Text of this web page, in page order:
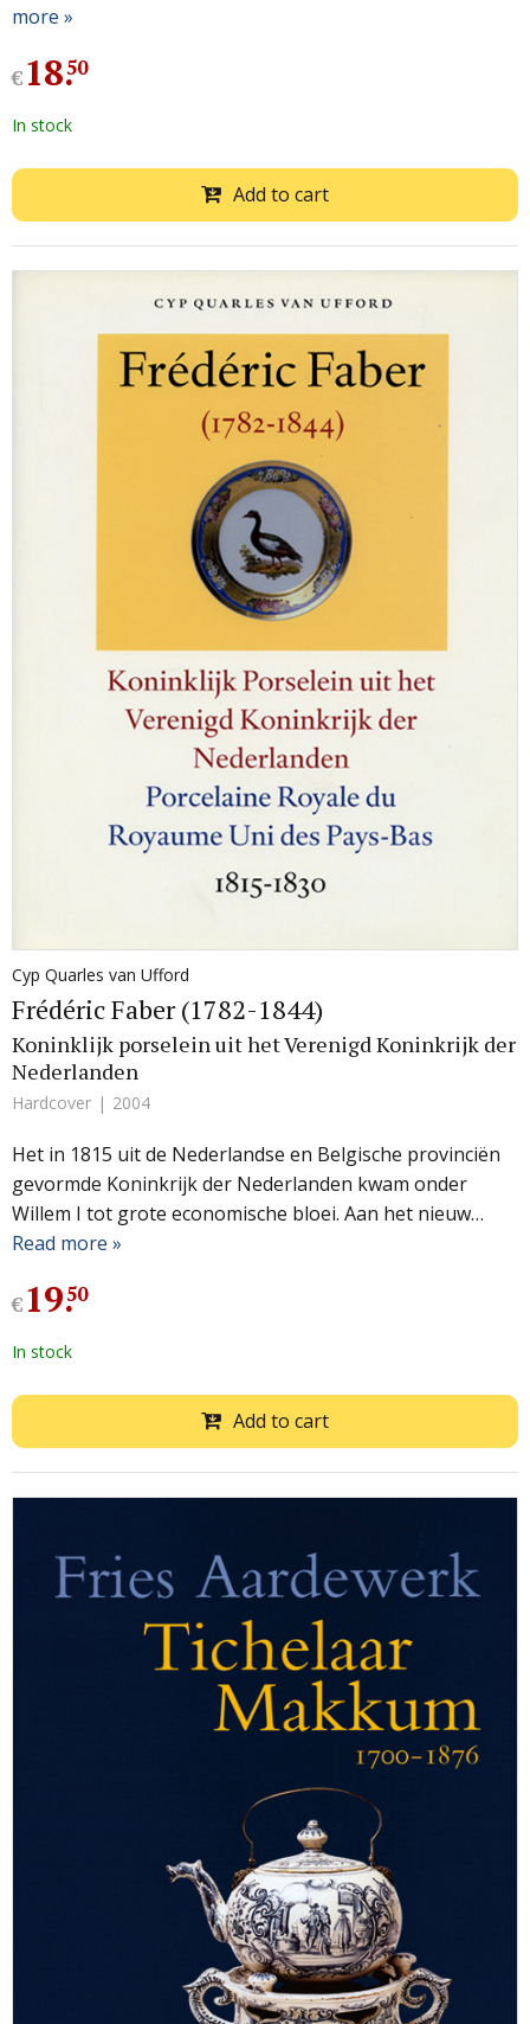
more »
€18.
50
In stock
Add to cart
Cyp Quarles van Ufford
Frédéric Faber (1782-1844)
Koninklijk porselein uit het Verenigd Koninkrijk der
Nederlanden
Hardcover 2004
Het in 1815 uit de Nederlandse en Belgische provinciën
gevormde Koninkrijk der Nederlanden kwam onder
Willem I tot grote economische bloei. Aan het nieuw…
Read more »
€19.
50
In stock
Add to cart